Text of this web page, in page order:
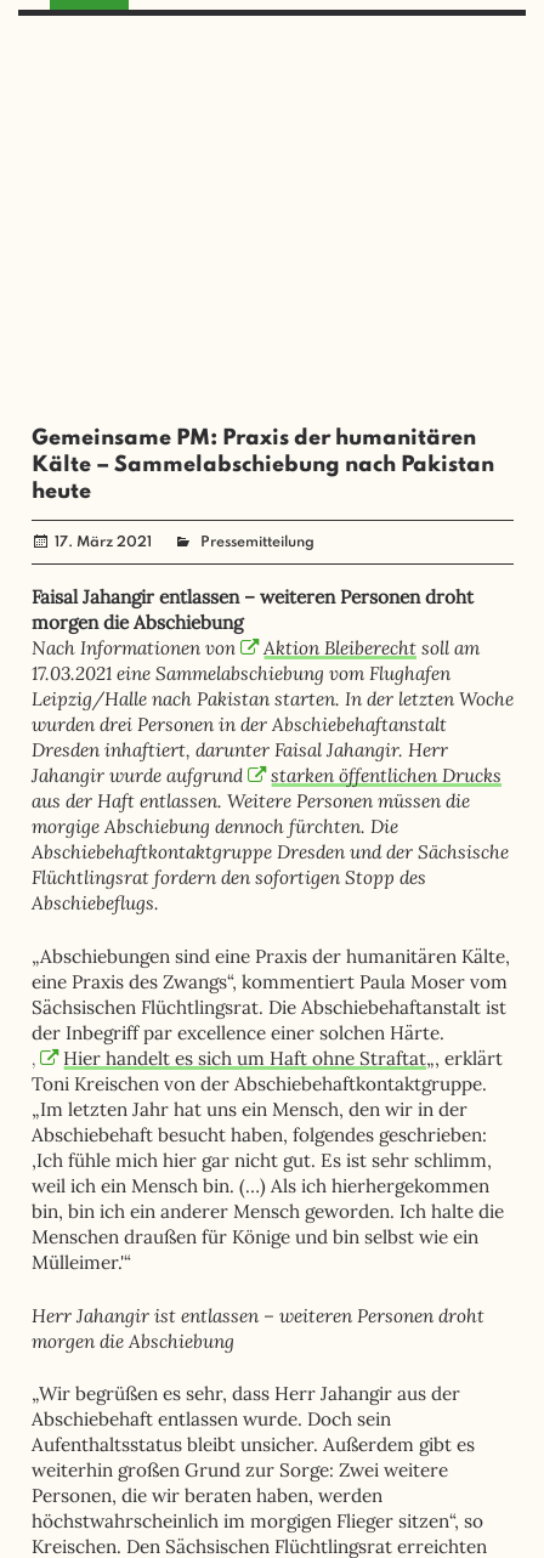
Gemeinsame PM: Praxis der humanitären
Kälte – Sammelabschiebung nach Pakistan
heute
17. März 2021 administrator
Pressemitteilung
Faisal Jahangir entlassen – weiteren Personen droht
morgen die Abschiebung
Nach Informationen von Aktion Bleiberecht soll am
17.03.2021 eine Sammelabschiebung vom Flughafen
Leipzig/Halle nach Pakistan starten. In der letzten Woche
wurden drei Personen in der Abschiebehaftanstalt
Dresden inhaftiert, darunter Faisal Jahangir. Herr
Jahangir wurde aufgrund
starken öffentlichen Drucks
aus der Haft entlassen. Weitere Personen müssen die
morgige Abschiebung dennoch fürchten. Die
Abschiebehaftkontaktgruppe Dresden und der Sächsische
Flüchtlingsrat fordern den sofortigen Stopp des
Abschiebeflugs.
„Abschiebungen sind eine Praxis der humanitären Kälte,
eine Praxis des Zwangs“, kommentiert Paula Moser vom
Sächsischen Flüchtlingsrat. Die Abschiebehaftanstalt ist
der Inbegriff par excellence einer solchen Härte.
„
Hier handelt es sich um Haft ohne Straftat„, erklärt
Toni Kreischen von der Abschiebehaftkontaktgruppe.
„Im letzten Jahr hat uns ein Mensch, den wir in der
Abschiebehaft besucht haben, folgendes geschrieben:
‚Ich fühle mich hier gar nicht gut. Es ist sehr schlimm,
weil ich ein Mensch bin. (…) Als ich hierhergekommen
bin, bin ich ein anderer Mensch geworden. Ich halte die
Menschen draußen für Könige und bin selbst wie ein
Mülleimer.'“
Herr Jahangir ist entlassen – weiteren Personen droht
morgen die Abschiebung
„Wir begrüßen es sehr, dass Herr Jahangir aus der
Abschiebehaft entlassen wurde. Doch sein
Aufenthaltsstatus bleibt unsicher. Außerdem gibt es
weiterhin großen Grund zur Sorge: Zwei weitere
Personen, die wir beraten haben, werden
höchstwahrscheinlich im morgigen Flieger sitzen“, so
Kreischen. Den Sächsischen Flüchtlingsrat erreichten